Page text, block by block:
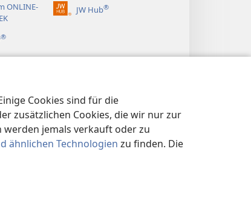
Cookies sind für die
zusätzlichen Cookies, die wir nur zur
jemals verkauft oder zu
ähnlichen Technologien zu finden. Die
ONLINE-
JW Hub®
(öffnet
®